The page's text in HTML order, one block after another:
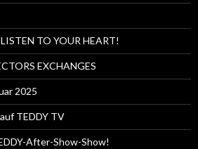
TO YOUR HEART!
EXCHANGES
2025
TEDDY TV
After-Show-Show!